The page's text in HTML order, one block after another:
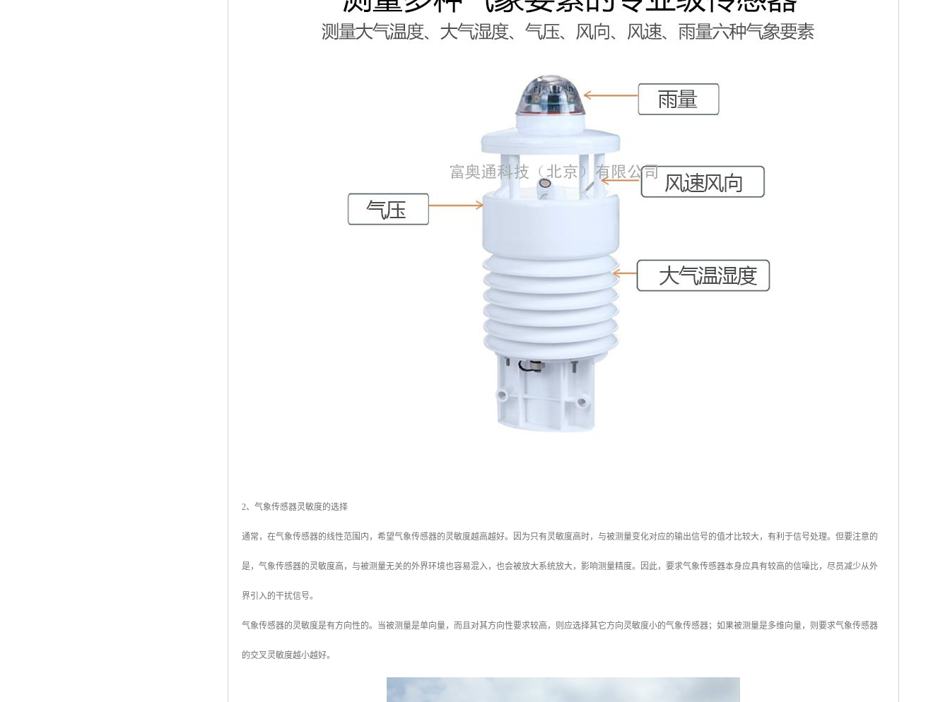
2、气象传感器灵敏度的选择
通常，在气象传感器的线性范围内，希望气象传感器的灵敏度越高越好。因为只有灵敏度高时，与被测量变化对应的输出信号的值才比较大，有利于信号处理。但要注意的
是，气象传感器的灵敏度高，与被测量无关的外界环境也容易混入，也会被放大系统放大，影响测量精度。因此，要求气象传感器本身应具有较高的信噪比，尽员减少从外
界引入的干扰信号。
气象传感器的灵敏度是有方向性的。当被测量是单向量，而且对其方向性要求较高，则应选择其它方向灵敏度小的气象传感器；如果被测量是多维向量，则要求气象传感器
的交叉灵敏度越小越好。